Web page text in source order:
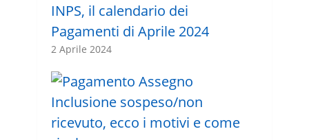
INPS, il calendario dei
Pagamenti di Aprile 2024
2 Aprile 2024